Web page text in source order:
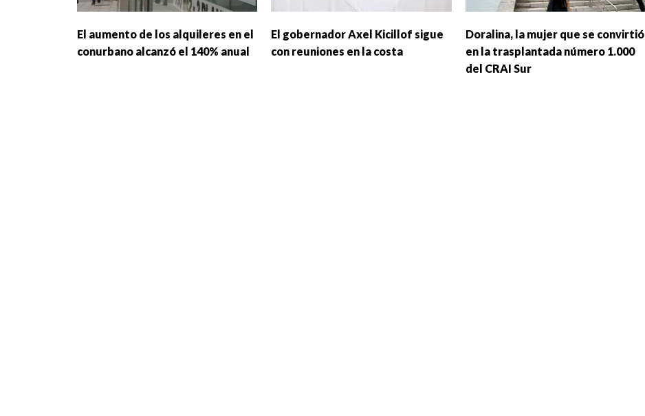
El aumento de los alquileres en el
conurbano alcanzó el 140% anual
El gobernador Axel Kicillof sigue
con reuniones en la costa
Doralina, la mujer que se convirtió
en la trasplantada número 1.000
del CRAI Sur